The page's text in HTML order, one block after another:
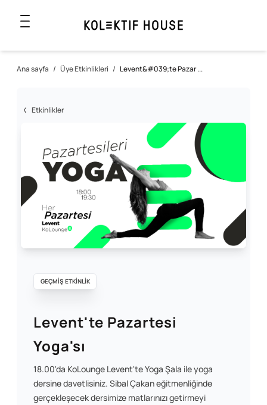
Ana sayfa / Üye Etkinlikleri / Levent&#039;te Pazar ...
Etkinlikler
GEÇMİŞ ETKİNLİK
Levent'te Pazartesi
Yoga'sı
18.00'da KoLounge Levent'te Yoga Şala ile yoga
dersine davetlisiniz. Sibal Çakan eğitmenliğinde
gerçekleşecek dersimize matlarınızı getirmeyi